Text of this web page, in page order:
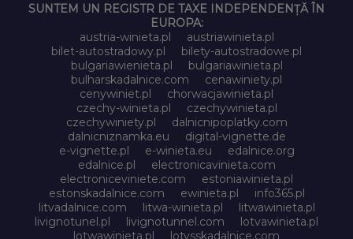
SUNTEM UN REGISTR DE TAXE INDEPENDENȚĂ ÎN
EUROPA:
austria-winieta.pl
austriawinieta.pl
bilet-autostradowy.pl
bilety-autostradowe.pl
bulgariawienieta.pl
bulgariawinieta.pl
bulharskadalnice.com
cenawiniety.pl
cenywiniet.pl
chorwacjawinieta.pl
czechy-winieta.pl
czechywinieta.pl
czechywiniety.pl
dalnicnipoplatky.com
dalnicniznamka.eu
digital-vignette.de
e-vignette.pl
e-winieta.eu
edalnice.org
edalnice.pl
electronicavinieta.com
electroniceviniete.com
estoniawinieta.pl
estonskadalnice.com
ewinieta.pl
info365.pl
litvadalnice.com
litwa-winieta.pl
litwawinieta.pl
livignotunel.pl
livignotunnel.com
lotvawinieta.pl
lotwawinieta.pl
lotysskadalnice.com